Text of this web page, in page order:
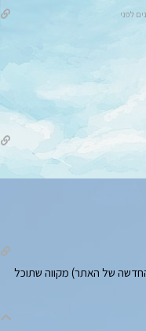
של האתר) מקווה שתוכל